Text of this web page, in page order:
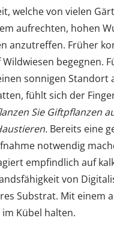
welche von vielen
aufrechten, hohen
anzutreffen. Früher
begegnen.
sonnigen Standort
fühlt sich der
Sie Giftpflanzen
Bereits eine
notwendig
empfindlich auf
von
Substrat. Mit einem
Kübel halten.